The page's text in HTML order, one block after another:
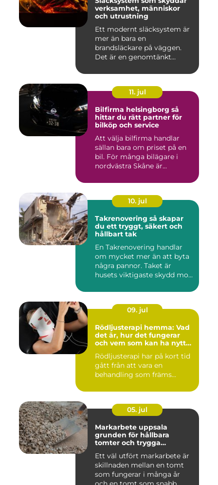
verksamhet, människor
och utrustning
Ett modernt släcksystem är
mer än bara en
brandsläckare på väggen.
Det är en genomtänkt
11. jul
Bilfirma helsingborg så
hittar du rätt partner för
bilköp och service
Att välja bilfirma handlar
sällan bara om priset på en
bil. För många bilägare i
nordvästra Skåne är...
10. jul
Takrenovering så skapar
du ett tryggt, säkert och
hållbart tak
En Takrenovering handlar
om mycket mer än att byta
några pannor. Taket är
husets viktigaste skydd mo...
09. jul
Rödljusterapi hemma: Vad
det är, hur det fungerar
och vem som kan ha nytta
Rödljusterapi har på kort tid
gått från att vara en
behandling som främs...
05. jul
Markarbete uppsala
grunden för hållbara
tomter och trygga
Ett väl utfört markarbete är
skillnaden mellan en tomt
som fungerar i många år